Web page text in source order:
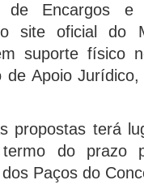
de Encargos e
site oficial do
suporte físico
de Apoio
propostas terá
do prazo
Paços do